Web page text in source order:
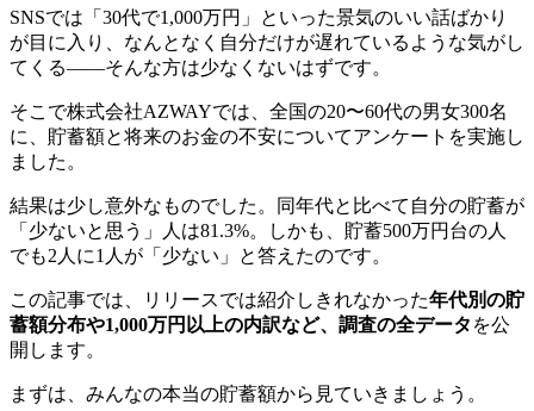
SNSでは「30代で1,000万円」といった景気のいい話ばかり
が目に入り、なんとなく自分だけが遅れているような気がし
てくる——そんな方は少なくないはずです。
そこで株式会社AZWAYでは、全国の20〜60代の男女300名
に、貯蓄額と将来のお金の不安についてアンケートを実施し
ました。
結果は少し意外なものでした。同年代と比べて自分の貯蓄が
「少ないと思う」人は81.3%。しかも、貯蓄500万円台の人
でも2人に1人が「少ない」と答えたのです。
この記事では、リリースでは紹介しきれなかった年代別の貯
蓄額分布や1,000万円以上の内訳など、調査の全データ を公
開します。
まずは、みんなの本当の貯蓄額から見ていきましょう。